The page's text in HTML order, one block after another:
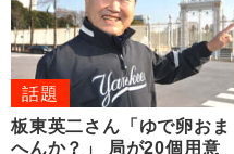
話題
板東英二さん「ゆで卵おま
へんか？」 局が20個用意